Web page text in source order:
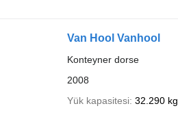
Van Hool Vanhool
Konteyner dorse
2008
Yük kapasitesi 32.290 kg